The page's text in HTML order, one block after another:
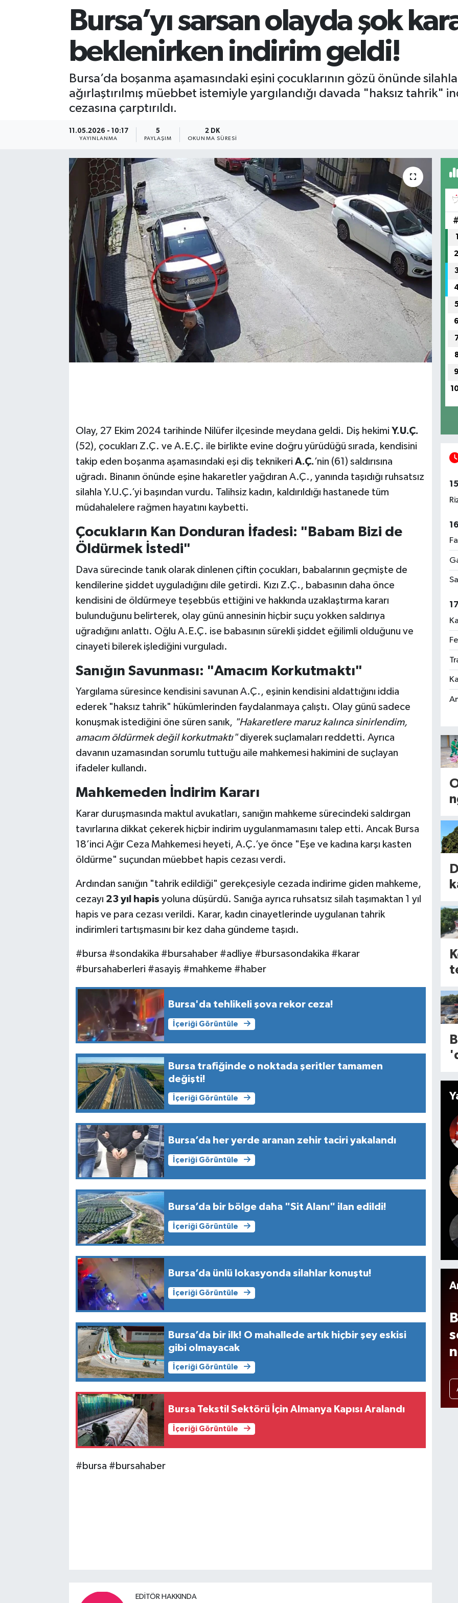
Bursa’yı sarsan olayda şok
beklenirken indirim geldi!
Bursa’da boşanma aşamasındaki eşini çocuklarının gözü önünde
ağırlaştırılmış müebbet istemiyle yargılandığı davada "haksız tahrik"
cezasına çarptırıldı.
11.05.2026 - 10:17
YAYINLANMA
5
PAYLAŞIM
2 DK
OKUNMA SÜRESI
Olay, 27 Ekim 2024 tarihinde Nilüfer ilçesinde meydana geldi. Diş hekimi Y.U.Ç.
(52), çocukları Z.Ç. ve A.E.Ç. ile birlikte evine doğru yürüdüğü sırada, kendisini
takip eden boşanma aşamasındaki eşi diş teknikeri A.Ç.’nin (61) saldırısına
uğradı. Binanın önünde eşine hakaretler yağdıran A.Ç., yanında taşıdığı ruhsatsız
silahla Y.U.Ç.’yi başından vurdu. Talihsiz kadın, kaldırıldığı hastanede tüm
müdahalelere rağmen hayatını kaybetti.
Çocukların Kan Donduran İfadesi: "Babam Bizi de
Öldürmek İstedi"
Dava sürecinde tanık olarak dinlenen çiftin çocukları, babalarının geçmişte de
kendilerine şiddet uyguladığını dile getirdi. Kızı Z.Ç., babasının daha önce
kendisini de öldürmeye teşebbüs ettiğini ve hakkında uzaklaştırma kararı
bulunduğunu belirterek, olay günü annesinin hiçbir suçu yokken saldırıya
uğradığını anlattı. Oğlu A.E.Ç. ise babasının sürekli şiddet eğilimli olduğunu ve
cinayeti bilerek işlediğini vurguladı.
Sanığın Savunması: "Amacım Korkutmaktı"
Yargılama süresince kendisini savunan A.Ç., eşinin kendisini aldattığını iddia
ederek "haksız tahrik" hükümlerinden faydalanmaya çalıştı. Olay günü sadece
konuşmak istediğini öne süren sanık, "Hakaretlere maruz kalınca sinirlendim,
amacım öldürmek değil korkutmaktı"diyerek suçlamaları reddetti. Ayrıca
davanın uzamasından sorumlu tuttuğu aile mahkemesi hakimini de suçlayan
ifadeler kullandı.
Mahkemeden İndirim Kararı
Karar duruşmasında maktul avukatları, sanığın mahkeme sürecindeki saldırgan
tavırlarına dikkat çekerek hiçbir indirim uygulanmamasını talep etti. Ancak Bursa
18’inci Ağır Ceza Mahkemesi heyeti, A.Ç.’ye önce "Eşe ve kadına karşı kasten
öldürme" suçundan müebbet hapis cezası verdi.
Ardından sanığın "tahrik edildiği" gerekçesiyle cezada indirime giden mahkeme,
cezayı 23 yıl hapis yoluna düşürdü. Sanığa ayrıca ruhsatsız silah taşımaktan 1 yıl
hapis ve para cezası verildi. Karar, kadın cinayetlerinde uygulanan tahrik
indirimleri tartışmasını bir kez daha gündeme taşıdı.
#bursa #sondakika #bursahaber #adliye #bursasondakika #karar
#bursahaberleri #asayiş #mahkeme #haber
Bursa'da tehlikeli şova rekor ceza!
İçeriği Görüntüle
Bursa trafiğinde o noktada şeritler tamamen
değişti!
İçeriği Görüntüle
Bursa’da her yerde aranan zehir taciri yakalandı
İçeriği Görüntüle
Bursa’da bir bölge daha "Sit Alanı" ilan edildi!
İçeriği Görüntüle
Bursa’da ünlü lokasyonda silahlar konuştu!
İçeriği Görüntüle
Bursa’da bir ilk! O mahallede artık hiçbir şey eskisi
gibi olmayacak
İçeriği Görüntüle
Bursa Tekstil Sektörü İçin Almanya Kapısı Aralandı
İçeriği Görüntüle
#bursa #bursahaber
EDITÖR HAKKINDA
#
1
2
6
9
a
ü
n